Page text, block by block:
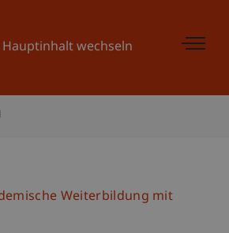
wechseln
Weiterbildung mit